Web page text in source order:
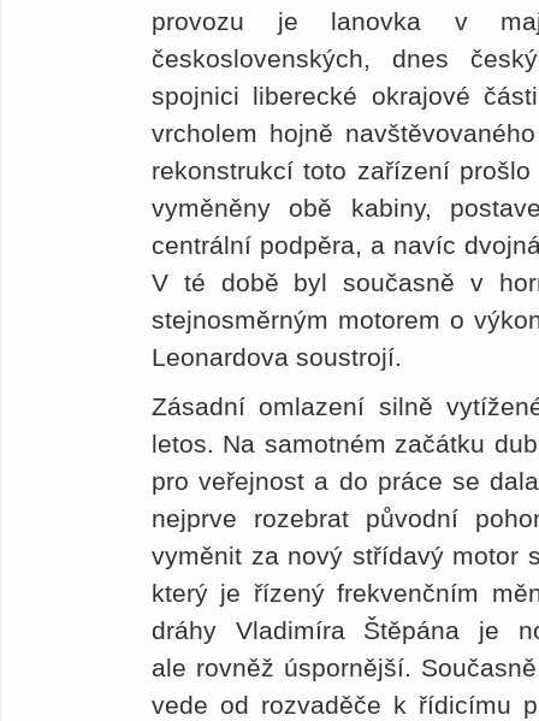
provozu je lanovka v
československých, dnes
spojnici liberecké okrajové
vrcholem hojně
rekonstrukcí toto zařízení
vyměněny obě kabiny,
centrální podpěra, a navíc
V té době byl současně v
stejnosměrným motorem o
Leonardova soustrojí.
Zásadní omlazení silně
letos. Na samotném začátku
pro veřejnost a do práce se
nejprve rozebrat původní
vyměnit za nový střídavý motor
který je řízený frekvenčním
dráhy Vladimíra Štěpána je
ale rovněž úspornější.
vede od rozvaděče k řídicímu